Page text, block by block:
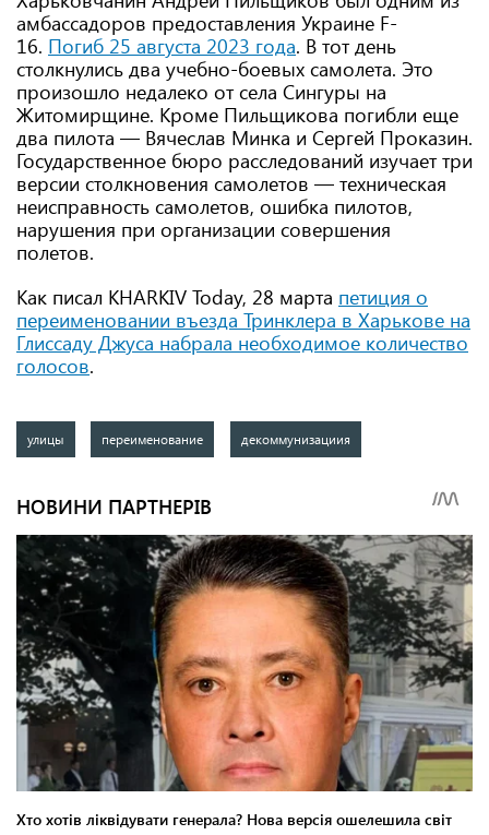
амбассадоров предоставления Украине F-
16. Погиб 25 августа 2023 года. В тот день
столкнулись два учебно-боевых самолета. Это
произошло недалеко от села Сингуры на
Житомирщине. Кроме Пильщикова погибли еще
два пилота — Вячеслав Минка и Сергей Проказин.
Государственное бюро расследований изучает три
версии столкновения самолетов — техническая
неисправность самолетов, ошибка пилотов,
нарушения при организации совершения
полетов.
Как писал KHARKIV Today, 28 марта петиция о
переименовании въезда Тринклера в Харькове на
Глиссаду Джуса набрала необходимое количество
голосов.
улицы переименование декоммунизациия